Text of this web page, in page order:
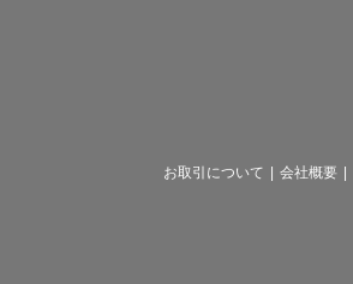
お取引について | 会社概要 |